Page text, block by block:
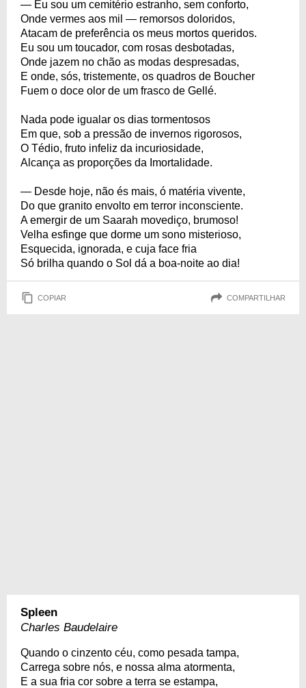
— Eu sou um cemitério estranho, sem conforto,
Onde vermes aos mil — remorsos doloridos,
Atacam de preferência os meus mortos queridos.
Eu sou um toucador, com rosas desbotadas,
Onde jazem no chão as modas despresadas,
E onde, sós, tristemente, os quadros de Boucher
Fuem o doce olor de um frasco de Gellé.
Nada pode igualar os dias tormentosos
Em que, sob a pressão de invernos rigorosos,
O Tédio, fruto infeliz da incuriosidade,
Alcança as proporções da Imortalidade.
— Desde hoje, não és mais, ó matéria vivente,
Do que granito envolto em terror inconsciente.
A emergir de um Saarah movediço, brumoso!
Velha esfinge que dorme um sono misterioso,
Esquecida, ignorada, e cuja face fria
Só brilha quando o Sol dá a boa-noite ao dia!
COPIAR COMPARTILHAR
Spleen
Charles Baudelaire
Quando o cinzento céu, como pesada tampa,
Carrega sobre nós, e nossa alma atormenta,
E a sua fria cor sobre a terra se estampa,